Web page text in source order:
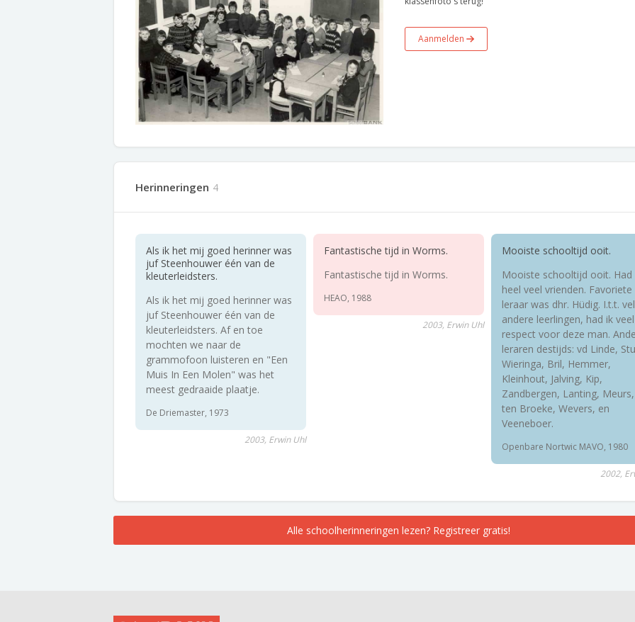
Aanmelden
Herinneringen 4
Als ik het mij goed herinner was
juf Steenhouwer één van de
kleuterleidsters.
Als ik het mij goed herinner was
juf Steenhouwer één van de
kleuterleidsters. Af en toe
mochten we naar de
grammofoon luisteren en "Een
Muis In Een Molen" was het
meest gedraaide plaatje.
De Driemaster, 1973
2003, Erwin Uhl
Fantastische tijd in Worms.
Fantastische tijd in Worms.
HEAO, 1988
2003, Erwin Uhl
Mooiste schooltijd ooit.
Mooiste schooltijd ooit. Had
heel veel vrienden. Favoriete
leraar was dhr. Hüdig. I.t.t.
andere leerlingen, had ik veel
respect voor deze man.
leraren destijds: vd Linde,
Wieringa, Bril, Hemmer,
Kleinhout, Jalving, Kip,
Zandbergen, Lanting, Meurs,
ten Broeke, Wevers, en
Veeneboer.
Openbare Nortwic MAVO, 1980
2002,
Alle schoolherinneringen lezen? Registreer gratis!